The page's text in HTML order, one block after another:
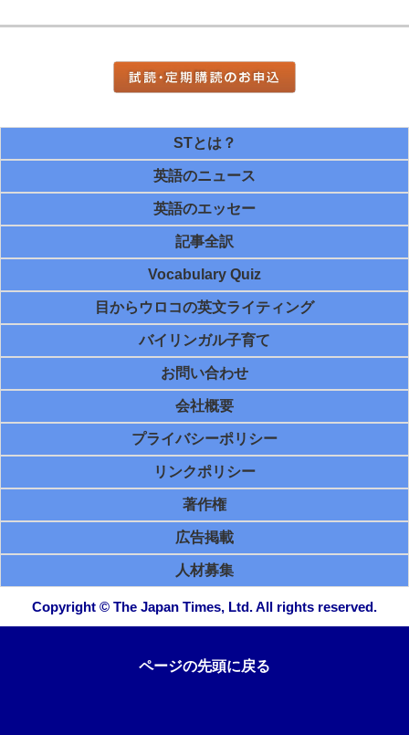
STとは？
英語のニュース
英語のエッセー
記事全訳
Vocabulary Quiz
目からウロコの英文ライティング
バイリンガル子育て
お問い合わせ
会社概要
プライバシーポリシー
リンクポリシー
著作権
広告掲載
人材募集
Copyright © The Japan Times, Ltd. All rights reserved.
ページの先頭に戻る